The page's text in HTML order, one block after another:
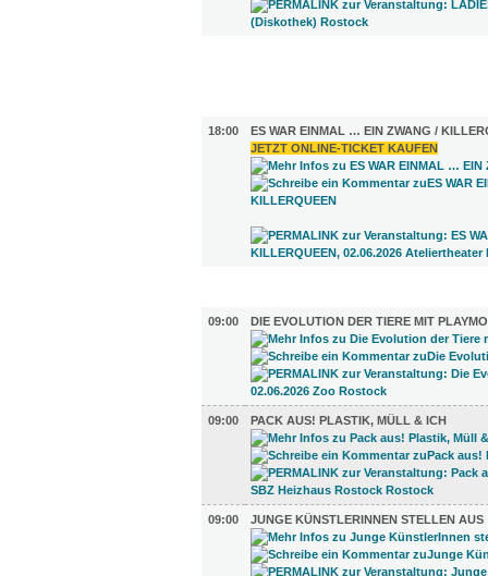
18:00
ES WAR EINMAL … EIN ZWANG /
JETZT ONLINE-TICKET KAUFEN
09:00
DIE EVOLUTION DER TIERE MIT
09:00 PACK AUS! PLASTIK, MÜLL & ICH
09:00 JUNGE KÜNSTLERINNEN STELLEN AUS